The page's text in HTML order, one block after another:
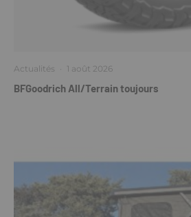
Actualités · 1 août 2026
BFGoodrich All/Terrain toujours